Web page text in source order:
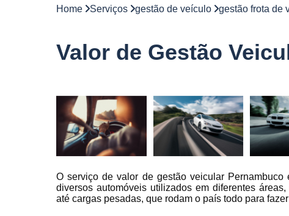
Monitoramento
de frotas
Rastreador
carro
Rastreadores
automotivos
Rastreadores
de caminhões
Home Serviços gestão de veículo gestão frota de
Valor de Gestão
O serviço de valor de gestão veicular
diversos automóveis utilizados em diferentes
até cargas pesadas, que rodam o país todo para